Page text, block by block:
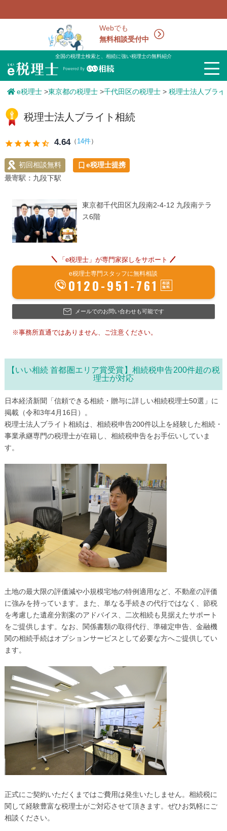
Webでも
無料相談受付中
全国の税理士検索と、相続に強い税理士の無料紹介
e税理士>東京都の税理士>千代田区の税理士> 税理士法人ブラ
税理士法人ブライト相続
starstarstarstarstar_half 4.64 （ 14件）
初回相談無料
e税理士提携
最寄駅： 九段下駅
東京都千代田区九段南2-4-12 九段南テラ
ス6階
「e税理士」が専門家探しをサポート
e税理士専門スタッフに無料相談
0120-951-761
メールでのお問い合わせも可能です
※事務所直通ではありません、ご注意ください。
【いい相続 首都圏エリア賞受賞】相続税申告200件超の税
理士が対応
日本経済新聞「信頼できる相続・贈与に詳しい相続税理士50選」に
掲載（令和3年4月16日）。
税理士法人ブライト相続は、相続税申告200件以上を経験した相続・
事業承継専門の税理士が在籍し、相続税申告をお手伝いしていま
す。
土地の最大限の評価減や小規模宅地の特例適用など、不動産の評価
に強みを持っています。また、単なる手続きの代行ではなく、節税
を考慮した遺産分割案のアドバイス、二次相続も見据えたサポート
をご提供します。なお、関係書類の取得代行、準確定申告、金融機
関の相続手続はオプションサービスとして必要な方へご提供してい
ます。
正式にご契約いただくまではご費用は発生いたしません。相続税に
関して経験豊富な税理士がご対応させて頂きます。ぜひお気軽にご
相談ください。